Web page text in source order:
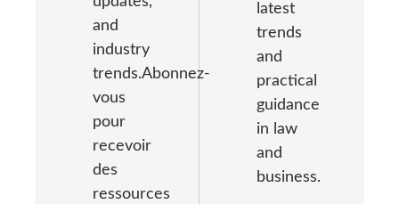
and
industry
trends.Abonnez-
vous
pour
recevoir
des
ressources
latest
trends
and
practical
guidance
in law
and
business.